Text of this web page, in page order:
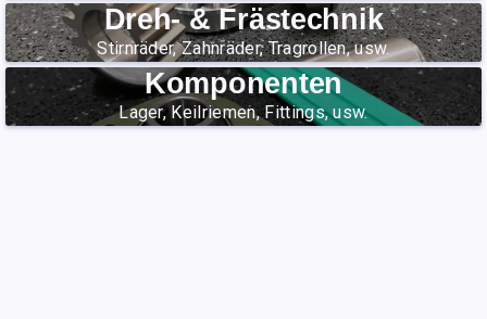
Dreh- & Frästechnik
Stirnräder, Zahnräder, Tragrollen, usw.
Komponenten
Lager, Keilriemen, Fittings, usw.